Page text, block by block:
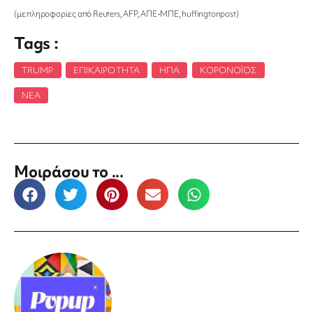
(με πληροφορίες από Reuters, AFP, ΑΠΕ-ΜΠΕ, huffingtonpost)
Tags :
TRUMP ΕΠΙΚΑΙΡΌΤΗΤΑ ΗΠΑ ΚΟΡΟΝΟΪΌΣ
ΝΈΑ
Μοιράσου το ...